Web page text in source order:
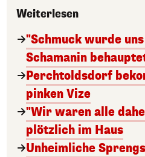
Weiterlesen
"Schmuck wurde
Schamanin
Perchtoldsdorf
pinken Vize
"Wir waren alle
plötzlich im Haus
Unheimliche